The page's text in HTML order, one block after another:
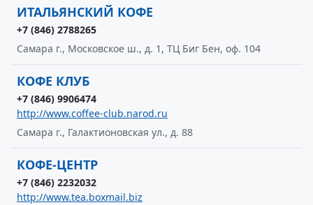
ИТАЛЬЯНСКИЙ КОФЕ
+7 (846) 2788265
Самара г., Московское ш., д. 1, ТЦ Биг Бен, оф. 104
КОФЕ КЛУБ
+7 (846) 9906474
http://www.coffee-club.narod.ru
Самара г., Галактионовская ул., д. 88
КОФЕ-ЦЕНТР
+7 (846) 2232032
http://www.tea.boxmail.biz